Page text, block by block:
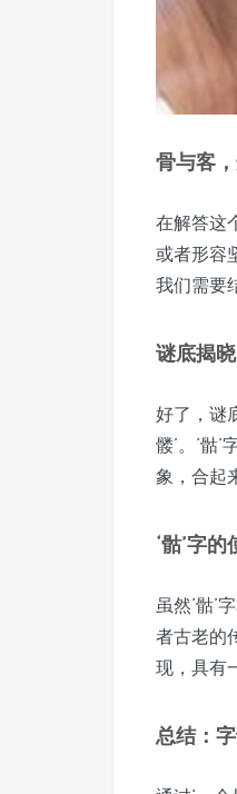
骨与客
在解答这
或者形容
我们需要
谜底揭晓
好了，谜
髅’。‘骷’
象，合起
‘骷’字
虽然‘骷’
者古老的
现，具有
总结：